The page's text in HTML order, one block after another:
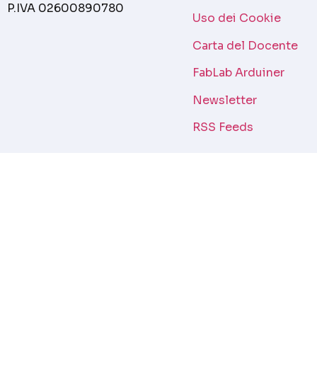
P.IVA 02600890780
Uso dei Cookie
Carta del Docente
FabLab Arduiner
Newsletter
RSS Feeds